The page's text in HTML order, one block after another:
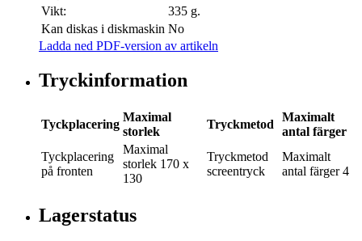
Vikt:
335 g.
Kan diskas i diskmaskin No
Ladda ned PDF-version av artikeln
Tryckinformation
Tyckplacering
Maximal
storlek
Tryckmetod
Maximalt
antal färger
Tyckplacering
på fronten
Maximal
storlek 170 x
130
Tryckmetod
screentryck
Maximalt
antal färger 4
Lagerstatus